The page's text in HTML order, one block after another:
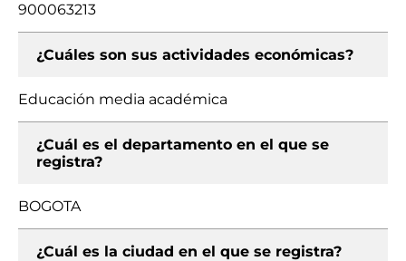
900063213
¿Cuáles son sus actividades económicas?
Educación media académica
¿Cuál es el departamento en el que se
registra?
BOGOTA
¿Cuál es la ciudad en el que se registra?